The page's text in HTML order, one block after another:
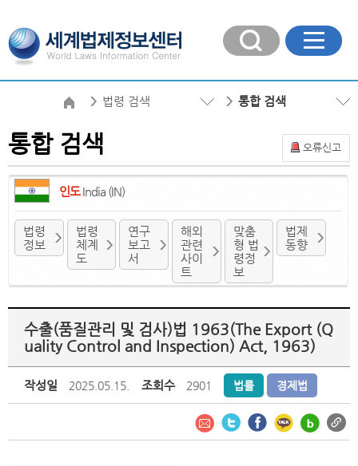
법령 검색 통합 검색
오류신고
통합 검색
인도India (IN)
법령
정보
법령
체계
도
연구
보고
서
해외
관련
사이
트
맞춤
형 법
령정
보
법제
동향
수출(품질관리 및 검사)법 1963(The Export (Q
uality Control and Inspection) Act, 1963)
작성일 2025.05.15. 조회수 2901 법률 경제법